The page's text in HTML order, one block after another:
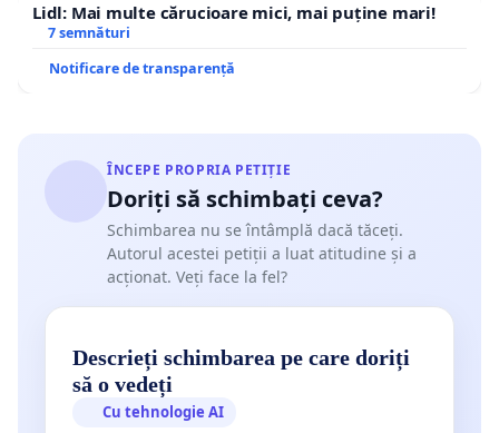
Lidl: Mai multe cărucioare mici, mai puține mari!
7 semnături
Notificare de transparență
ÎNCEPE PROPRIA PETIȚIE
Doriți să schimbați ceva?
Schimbarea nu se întâmplă dacă tăceți.
Autorul acestei petiții a luat atitudine și a
acționat. Veți face la fel?
Descrieți schimbarea pe care doriți
să o vedeți
Cu tehnologie AI